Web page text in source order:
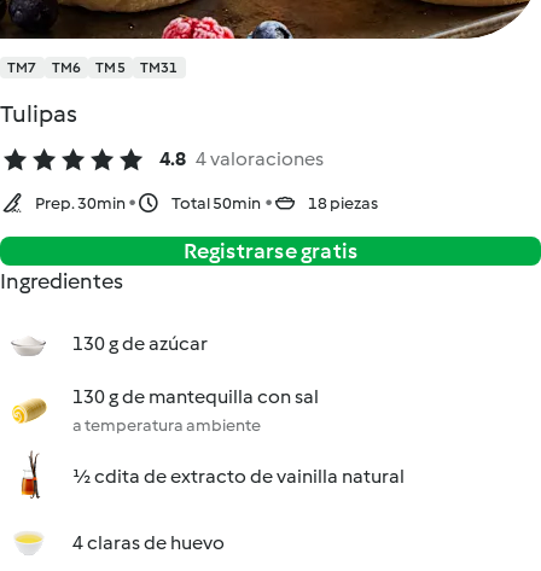
TM7 TM6 TM5 TM31
Tulipas
4.8 4 valoraciones
Prep. 30min Total 50min 18 piezas
Registrarse gratis
Ingredientes
130 g de azúcar
130 g de mantequilla con sal
a temperatura ambiente
½ cdita de extracto de vainilla natural
4 claras de huevo